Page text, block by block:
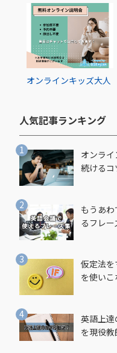
オンラインキッズ大人
人気記事ランキング​
オンラ
続けるコ
もうあ
るフレー
仮定法
を使いこ
英語上
を現役教